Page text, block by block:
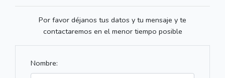
Por favor déjanos tus datos y tu mensaje y te
contactaremos en el menor tiempo posible
Nombre: